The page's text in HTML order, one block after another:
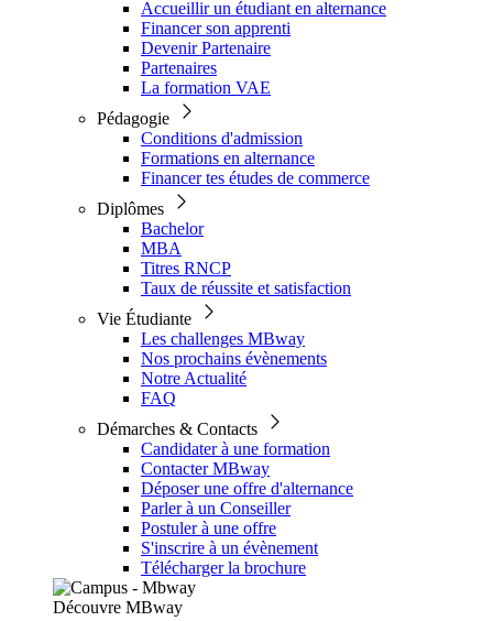
Accueillir un étudiant en alternance
Financer son apprenti
Devenir Partenaire
Partenaires
La formation VAE
Pédagogie
Conditions d'admission
Formations en alternance
Financer tes études de commerce
Diplômes
Bachelor
MBA
Titres RNCP
Taux de réussite et satisfaction
Vie Étudiante
Les challenges MBway
Nos prochains évènements
Notre Actualité
FAQ
Démarches & Contacts
Candidater à une formation
Contacter MBway
Déposer une offre d'alternance
Parler à un Conseiller
Postuler à une offre
S'inscrire à un évènement
Télécharger la brochure
Découvre MBway